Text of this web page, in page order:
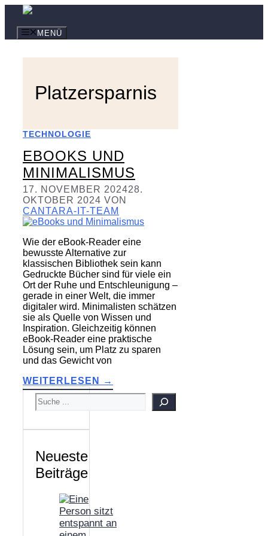
springenMENÜ
Platzersparnis
TECHNOLOGIE
EBOOKS UND
MINIMALISMUS
17. NOVEMBER 202428.
OKTOBER 2024 VON
CANTARA-IT-TEAM
Wie der eBook-Reader eine
bewusste Alternative zur
klassischen Bibliothek sein kann
Gedruckte Bücher sind für viele ein
Ort der Ruhe und Entschleunigung –
gerade in einer Welt, die immer
digitaler wird. Minimalisten schätzen
sie als Quelle von Wissen und
Inspiration. Gleichzeitig können
eBook-Reader eine praktische
Lösung sein, um Platz zu sparen
und das Gewicht von
WEITERLESEN →
SUCHEN
Neueste
Beiträge